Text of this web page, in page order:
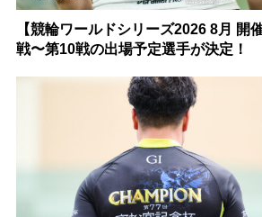
【競輪ワールドシリーズ2026 8月 開
戦〜第10戦の出場予定選手が決定！